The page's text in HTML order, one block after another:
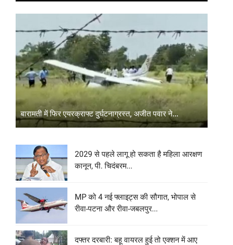
बारामती में फिर एयरक्राफ्ट दुर्घटनाग्रस्त, अजीत पवार ने...
2029 से पहले लागू हो सकता है महिला आरक्षण
कानून, पी. चिदंबरम...
MP को 4 नई फ्लाइट्स की सौगात, भोपाल से
रीवा-पटना और रीवा-जबलपुर...
दफ्तर दरबारी: बहू वायरल हुई तो एक्शन में आए